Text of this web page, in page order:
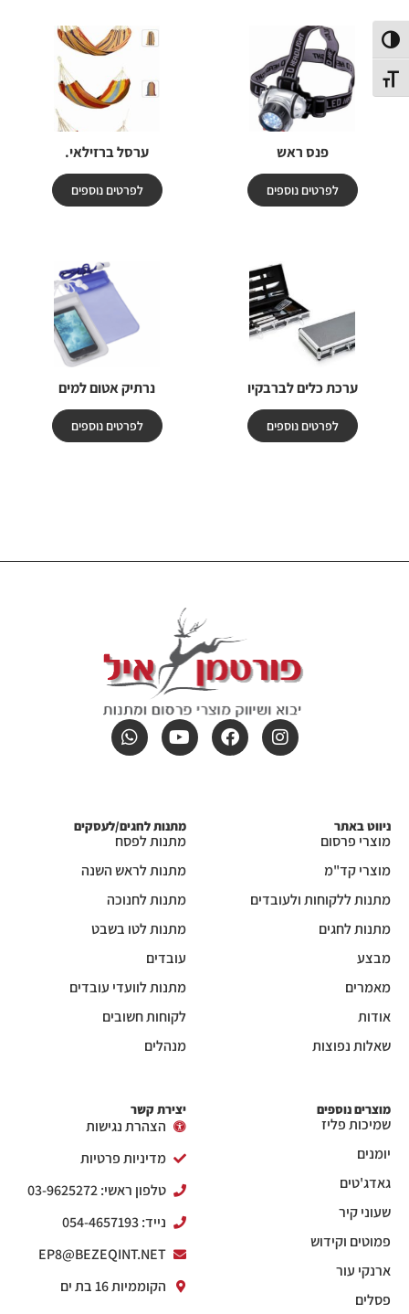
הפעל/כבה ניגודיות גבוהה
מתג גודל גופן
פנס ראש
לפרטים נוספים
ערסל ברזילאי.
לפרטים נוספים
ערכת כלים לברבקיו
לפרטים נוספים
נרתיק אטום למים
לפרטים נוספים
ניווט באתר
מוצרי פרסום
מוצרי קד"מ
מתנות ללקוחות ולעובדים
מתנות לחגים
מבצע
מאמרים
אודות
שאלות נפוצות
מתנות לחגים/לעסקים
מתנות לפסח
מתנות לראש השנה
מתנות לחנוכה
מתנות לטו בשבט
עובדים
מתנות לוועדי עובדים
לקוחות חשובים
מנהלים
מוצרים נוספים
שמיכות פליז
יומנים
גאדג'טים
שעוני קיר
פמוטים וקידוש
ארנקי עור
פסלים
יצירת קשר
הצהרת נגישות
מדיניות פרטיות
טלפון ראשי: 03-9625272
נייד: 054-4657193
EP8@BEZEQINT.NET
הקוממיות 16 בת ים